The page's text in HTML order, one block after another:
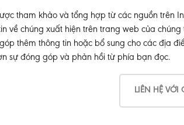
tham khảo và tổng hợp từ các nguồn trên
về chúng xuất hiện trên trang web của
thêm thông tin hoặc bổ sung cho các địa
sự đóng góp và phản hồi từ phía bạn đọc.
LIÊN HỆ VỚI